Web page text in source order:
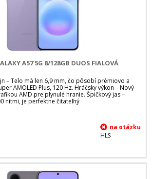
A57 5G 8/128GB DUOS FIALOVÁ
– Telo má len 6,9 mm, čo pôsobí prémiovo a
AMOLED Plus, 120 Hz. Hráčsky výkon – Nový
AMD pre plynulé hranie. Špičkový jas –
nitmi, je perfektne čitateľný
HLS